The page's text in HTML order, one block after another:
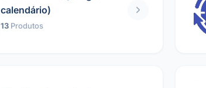
calendário)
13 Produtos